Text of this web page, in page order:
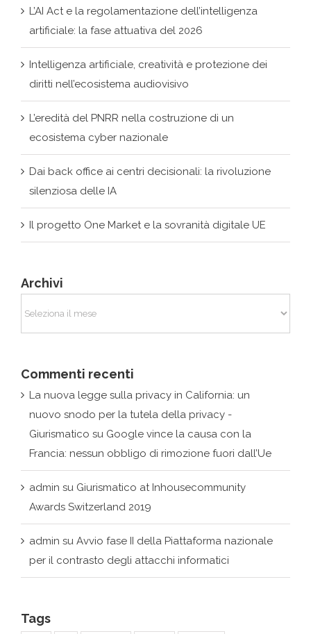
Intelligenza artificiale, creatività e protezione dei
diritti nell’ecosistema audiovisivo
L’eredità del PNRR nella costruzione di un
ecosistema cyber nazionale
Dai back office ai centri decisionali: la rivoluzione
silenziosa delle IA
Il progetto One Market e la sovranità digitale UE
Archivi
Archivi
Commenti recenti
GiurismaticosuGoogle vince la causa con la
Francia: nessun obbligo di rimozione fuori dall’Ue
adminsuGiurismatico at Inhousecommunity
Awards Switzerland 2019
admin su Avvio fase II della Piattaforma nazionale
per il contrasto degli attacchi informatici
Tags